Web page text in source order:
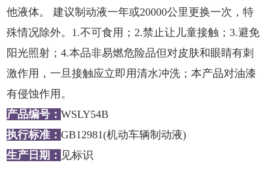
他液体。 建议制动液一年或20000公里更换一次，特
殊情况除外。1.不可食用；2.禁止让儿童接触；3.避免
阳光照射；4.本品非易燃危险品但对皮肤和眼睛有刺
激作用，一旦接触应立即用清水冲洗；本产品对油漆
有侵蚀作用。
产品编号：WSLY54B
执行标准：GB12981(机动车辆制动液)
生产日期： 见标识